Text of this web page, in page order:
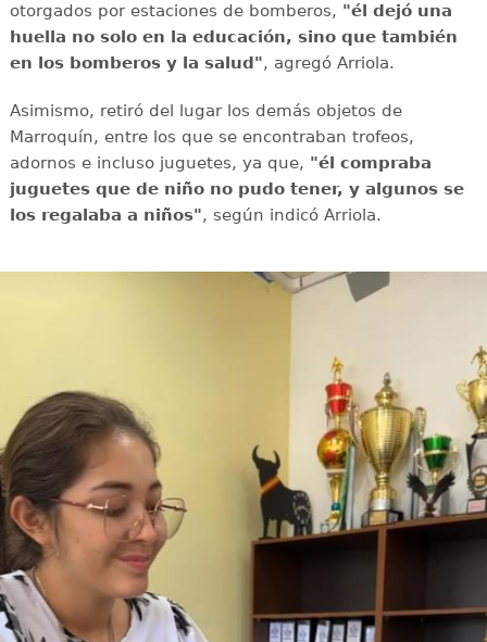
otorgados por estaciones de bomberos, "él dejó una
huella no solo en la educación, sino que también
en los bomberos y la salud", agregó Arriola.
Asimismo, retiró del lugar los demás objetos de
Marroquín, entre los que se encontraban trofeos,
adornos e incluso juguetes, ya que, "él compraba
juguetes que de niño no pudo tener, y algunos se
los regalaba a niños", según indicó Arriola.